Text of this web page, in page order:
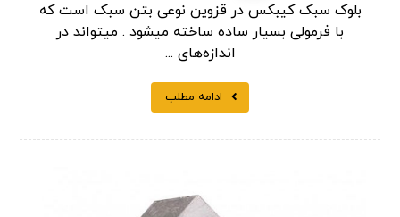
بلوک سبک کیبکس در قزوین نوعی بتن سبک است که
با فرمولی بسیار ساده ساخته میشود . میتواند در
اندازه‌های ...
ادامه مطلب